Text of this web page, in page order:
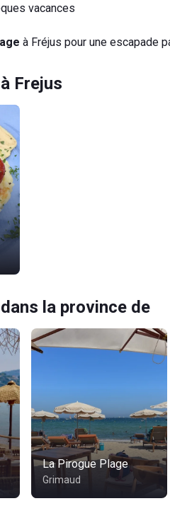
vacances
à Fréjus pour une escapade
Frejus
la province de
La Pirogue Plage
Grimaud